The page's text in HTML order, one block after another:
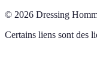
© 2026 Dressing
Certains liens sont des